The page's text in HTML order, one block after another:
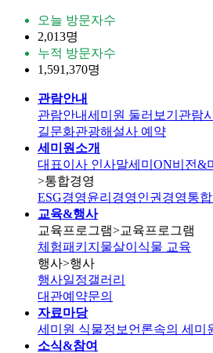
오늘 방문자수
2,013명
누적 방문자수
1,591,370명
관람안내
관람안내세미원 둘러보기 관람
길문화관광해설사 예약
세미원소개
대표이사 인사말세미ON비전&
>통합경영
ESG경영윤리경영인권경영통
교육&행사
교육프로그램>교육프로그램
체험패키지 물살이식물 교육
행사>행사
행사일정갤러리
대관예약문의
자료마당
세미원 식물정보 언론속의 세미
소식&참여